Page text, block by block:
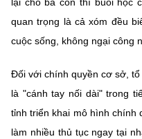
lại cho bà con thì buổi học
quan trọng là cả xóm đều
cuộc sống, không ngại công
Đối với chính quyền cơ sở,
là "cánh tay nối dài" trong
tỉnh triển khai mô hình chính
làm nhiều thủ tục ngay tại